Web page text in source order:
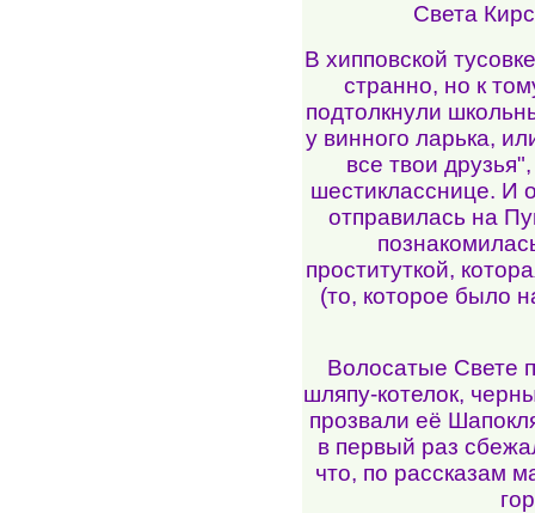
Света
В хипповской
странно, но к
подтолкнули
у винного ларька,
все твои
шестикласснице. И
отправилась на
проституткой,
(то, которое было
Волосатые Свете
шляпу-котелок,
прозвали её
в первый раз
что, по рассказам